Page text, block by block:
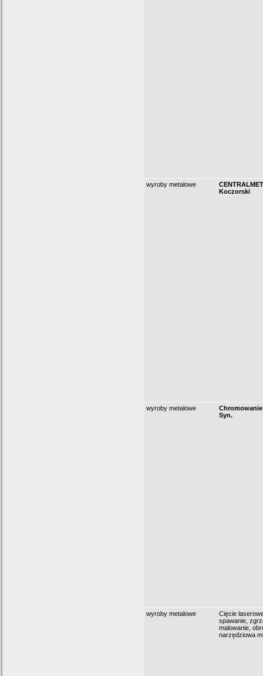
wyroby metalowe
Koczorski
wyroby metalowe
Syn.
wyroby metalowe
Cięcie
spawanie,
malowanie,
narzędziowa